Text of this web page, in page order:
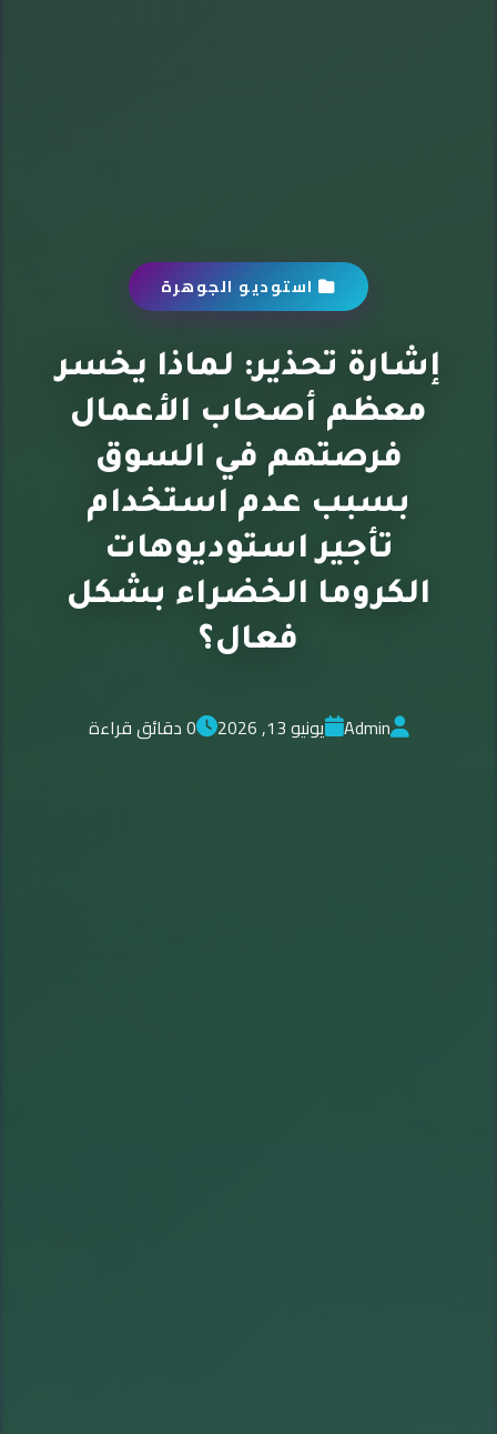
استوديو الجوهرة
إشارة تحذير: لماذا يخسر
معظم أصحاب الأعمال
فرصتهم في السوق
بسبب عدم استخدام
تأجير استوديوهات
الكروما الخضراء بشكل
فعال؟
Admin يونيو 13, 2026 0 دقائق قراءة